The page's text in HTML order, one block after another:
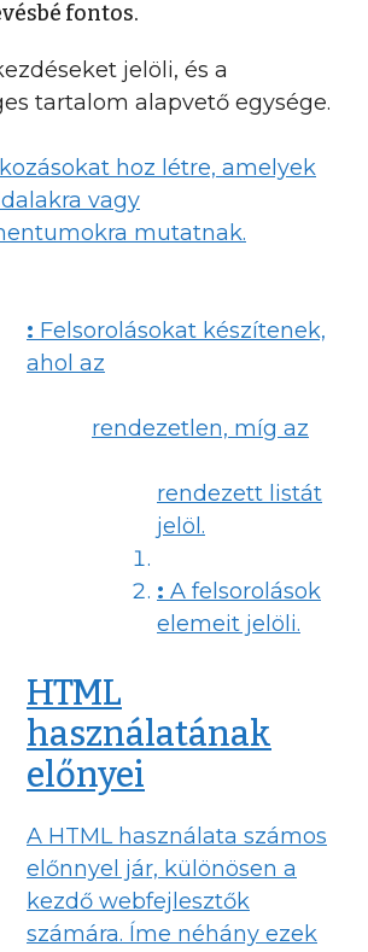
fontos.
jelöli, és a
tartalom alapvető egysége.
hoz létre, amelyek
vagy
mutatnak.
: Felsorolásokat készítenek,
ahol az
rendezetlen, míg az
rendezett listát
jelöl.
: A felsorolások
elemeit jelöli.
HTML
használatának
előnyei
A HTML használata számos
előnnyel jár, különösen a
kezdő webfejlesztők
számára. Íme néhány ezek